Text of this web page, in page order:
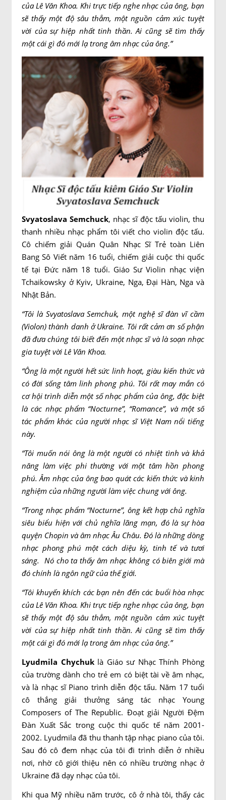
của Lê Văn Khoa. Khi trực tiếp nghe nhạc của ông, bạn
sẽ thấy một độ sâu thẳm, một nguồn cảm xúc tuyệt
vời của sự hiệp nhất tinh thần. Ai cũng sẽ tìm thấy
một cái gì đó mới lạ trong âm nhạc của ông.”
Svyatoslava Semchuck, nhạc sĩ độc tấu violin, thu
thanh nhiều nhạc phẩm tôi viết cho violin độc tấu.
Cô chiếm giải Quán Quân Nhạc Sĩ Trẻ toàn Liên
Bang Sô Viết năm 16 tuổi, chiếm giải cuộc thi quốc
tế tại Đức năm 18 tuổi. Giáo Sư Violin nhạc viện
Tchaikowsky ở Kyiv, Ukraine, Nga, Đại Hàn, Nga và
Nhật Bản.
“Tôi là Svyatoslava Semchuk, một nghệ sĩ đàn vĩ cầm
(Violon) thành danh ở Ukraine. Tôi rất cảm ơn số phận
đã đưa chúng tôi biết đến một nhạc sĩ và là soạn nhạc
gia tuyệt vời Lê Văn Khoa.
“Ông là một người hết sức linh hoạt, giàu kiến thức và
có đời sống tâm linh phong phú. Tôi rất may mắn có
cơ hội trình diễn một số nhạc phẩm của ông, đặc biệt
là các nhạc phẩm “Nocturne”, “Romance”, và một số
tác phẩm khác của người nhạc sĩ Việt Nam nổi tiếng
này.
“Tôi muốn nói ông là một người có nhiệt tình và khả
năng làm việc phi thường với một tâm hồn phong
phú. Âm nhạc của ông bao quát các kiến thức và kinh
nghiệm của những người làm việc chung với ông.
“Trong nhạc phẩm “Nocturne”, ông kết hợp chủ nghĩa
siêu biểu hiện với chủ nghĩa lãng mạn, đó là sự hòa
quyện Chopin và âm nhạc Âu Châu. Đó là những dòng
nhạc phong phú một cách diệu kỳ, tinh tế và tươi
sáng. Nó cho ta thấy âm nhạc không có biên giới mà
đó chính là ngôn ngữ của thế giới.
“Tôi khuyến khích các bạn nên đến các buổi hòa nhạc
của Lê Văn Khoa. Khi trực tiếp nghe nhạc của ông, bạn
sẽ thấy một độ sâu thẳm, một nguồn cảm xúc tuyệt
vời của sự hiệp nhất tinh thần. Ai cũng sẽ tìm thấy
một cái gì đó mới lạ trong âm nhạc của ông.”
Lyudmila Chychuklà Giáo sư Nhạc Thính Phòng
của trường dành cho trẻ em có biệt tài về âm nhạc,
và là nhạc sĩ Piano trình diễn độc tấu. Năm 17 tuổi
cô thắng giải thưởng sáng tác nhạc Young
Composers of The Republic. Đoạt giải Người Đệm
Đàn Xuất Sắc trong cuộc thi quốc tế năm 2001-
2002. Lyudmila đã thu thanh tập nhạc piano của tôi.
Sau đó cô đem nhạc của tôi đi trình diễn ở nhiều
nơi, nhờ cô giới thiệu nên có nhiều trường nhạc ở
Ukraine đã dạy nhạc của tôi.
Khi qua Mỹ nhiều năm trước, cô ở nhà tôi, thấy các